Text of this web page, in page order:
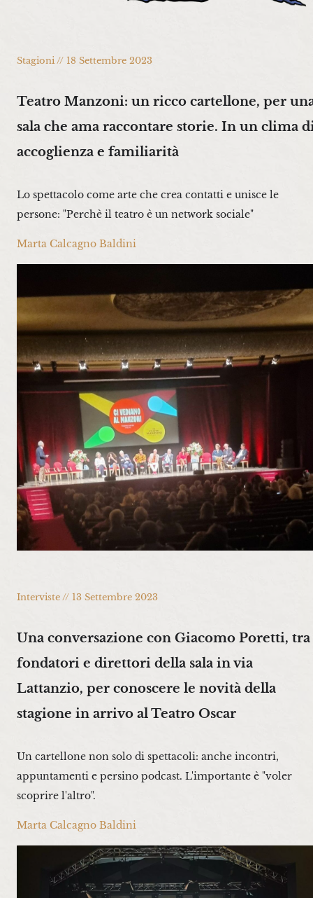
Teatro Manzoni: un ricco cartellone, per
sala che ama raccontare storie. In un clima
accoglienza e familiarità
Lo spettacolo come arte che crea contatti e unisce le
persone: "Perchè il teatro è un network sociale"
Marta Calcagno Baldini
Stagioni // 18 Settembre 2023
Una conversazione con Giacomo Poretti,
fondatori e direttori della sala in via
Lattanzio, per conoscere le novità della
stagione in arrivo al Teatro Oscar
Un cartellone non solo di spettacoli: anche incontri,
appuntamenti e persino podcast. L'importante è "voler
scoprire l'altro".
Marta Calcagno Baldini
Interviste // 13 Settembre 2023